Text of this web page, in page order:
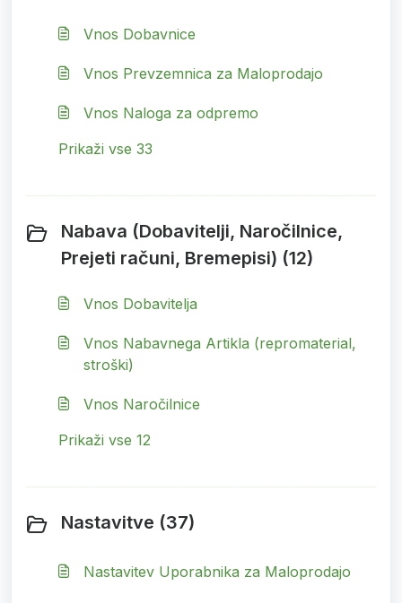
Vnos Dobavnice
Vnos Prevzemnica za Maloprodajo
Vnos Naloga za odpremo
Prikaži vse 33
Nabava (Dobavitelji, Naročilnice,
Prejeti računi, Bremepisi) (12)
Vnos Dobavitelja
Vnos Nabavnega Artikla (repromaterial,
stroški)
Vnos Naročilnice
Prikaži vse 12
Nastavitve (37)
Nastavitev Uporabnika za Maloprodajo